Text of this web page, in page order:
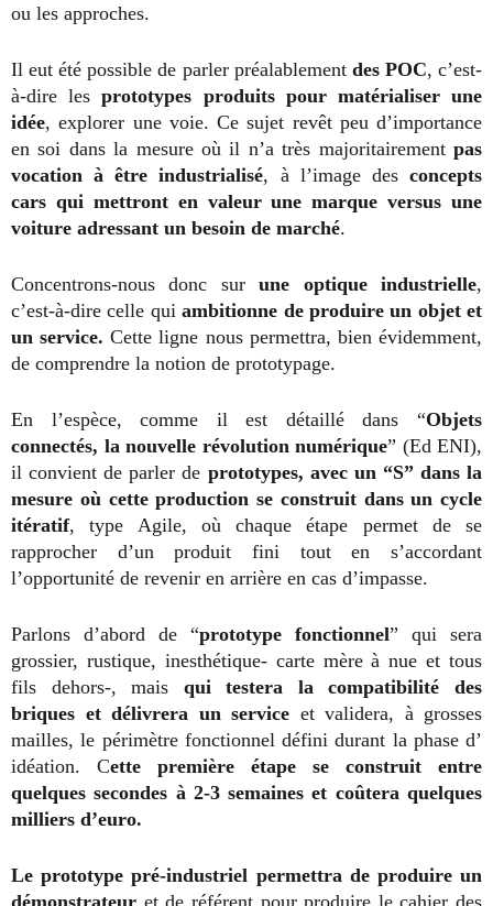
ou les approches.
Il eut été possible de parler préalablement des POC, c’est-
à-dire lesprototypes produits pour matérialiser une
idée, explorer une voie. Ce sujet revêt peu d’importance
en soi dans la mesure où il n’a très majoritairement pas
vocation à être industrialisé, à l’image desconcepts
cars qui mettront en valeur une marque versus une
voiture adressant un besoin de marché.
Concentrons-nous donc surune optique industrielle,
c’est-à-dire celle quiambitionne de produire un objet et
un service. Cette ligne nous permettra, bien évidemment,
de comprendre la notion de prototypage.
En l’espèce, comme il est détaillé dans “Objets
connectés, la nouvelle révolution numérique” (Ed ENI),
il convient de parler de prototypes, avec un “S” dans la
mesure où cette production se construit dans un cycle
itératif, type Agile, où chaque étape permet de se
rapprocher d’un produit fini tout en s’accordant
l’opportunité de revenir en arrière en cas d’impasse.
Parlons d’abord de “prototype fonctionnel” qui sera
grossier, rustique, inesthétique- carte mère à nue et tous
fils dehors-, mais qui testera la compatibilité des
briques et délivrera un service et validera, à grosses
mailles, le périmètre fonctionnel défini durant la phase d’
idéation. Cette première étape se construit entre
quelques secondes à 2-3 semaines et coûtera quelques
milliers d’euro.
Le prototype pré-industriel permettra de produire un